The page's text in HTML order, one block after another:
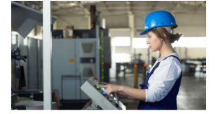
Beira
Mar
Em
Pernambuco
Mais
Procuradas?